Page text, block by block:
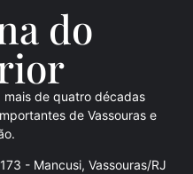
do
r
mais de quatro décadas
de Vassouras e
- Mancusi, Vassouras/RJ